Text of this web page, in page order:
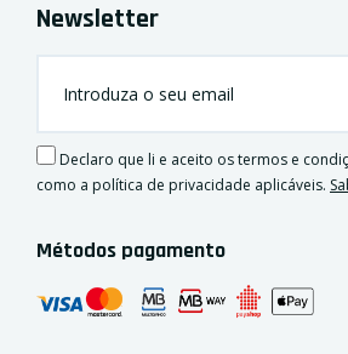
Newsletter
Declaro que li e aceito os termos e
como a política de privacidade aplicáveis.
Métodos pagamento